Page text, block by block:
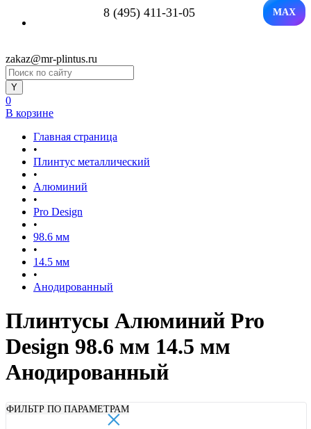
8 (495) 411-31-05 MAX
zakaz@mr-plintus.ru
0
В корзине
Главная страница
•
Плинтус металлический
•
Алюминий
•
Pro Design
•
98.6 мм
•
14.5 мм
•
Анодированный
Плинтусы Алюминий Pro
Design 98.6 мм 14.5 мм
Анодированный
ФИЛЬТР ПО ПАРАМЕТРАМ
×